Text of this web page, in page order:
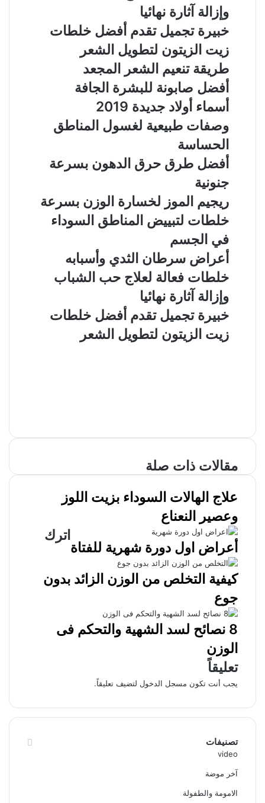
وإزالة آثارة نهائيا
خبيرة تجميل تقدم أفضل خلطات
زيت الزيتون لتطويل الشعر
طريقة تنعيم الشعر المجعد
أفضل صابونة للبشرة الجافة
أسماء أولاد جديدة 2019
وصفات طبيعية لغسول المناطق
الحساسة
أفضل طرق حرق الدهون بسرعة
جنونية
ريجيم الموز لخسارة الوزن بسرعة
خلطات لتبييض المناطق السوداء
في الجسم
أعراض سرطان الثدي وأسبابه
خلطات فعالة لعلاج حب الشباب
وإزالة آثارة نهائيا
خبيرة تجميل تقدم أفضل خلطات
زيت الزيتون لتطويل الشعر
مقالات ذات صلة
علاج الهالات السوداء بزيت اللوز
وعصير النعناع
أعراض اول دورة شهرية للفتاة
كيفية التخلص من الوزن الزائد بدون
جوع
8 نصائح لسد الشهية والتحكم فى
الوزن
اترك
تعليقاً
يجب أنت تكون مسجل الدخول لتضيف تعليقاً.
تصنيفات
video
آخر موضة
الامومة والطفولة